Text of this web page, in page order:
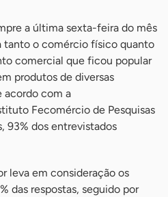
a última sexta-feira do mês
tanto o comércio físico quanto
comercial que ficou popular
produtos de diversas
acordo com a
Fecomércio de Pesquisas
93% dos entrevistados
leva em consideração os
das respostas, seguido por